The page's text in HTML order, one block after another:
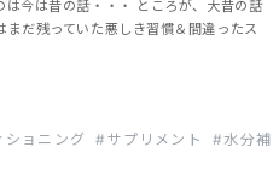
は今は昔の話・・・ ところが、大昔の話
だ残っていた悪しき習慣＆間違ったス
ショニング サプリメント
水分補